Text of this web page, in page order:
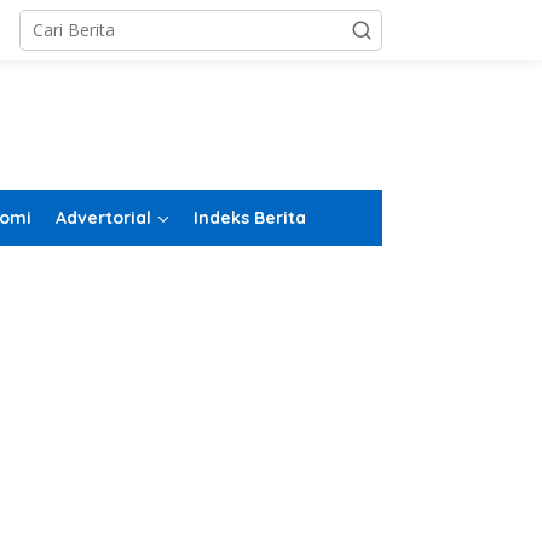
Advertorial Indeks Berita